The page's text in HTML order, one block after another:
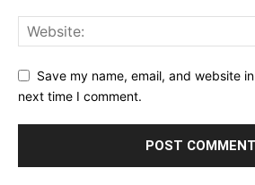
Save my name, email, and website
next time I comment.